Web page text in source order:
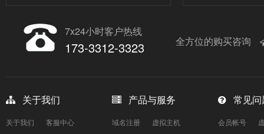
7x24小时客户热线
173-3312-3323 全方位的购买咨询
关于我们
关于我们
客服中心
产品与服务
域名注册
虚拟主机
常见问
会员帐号